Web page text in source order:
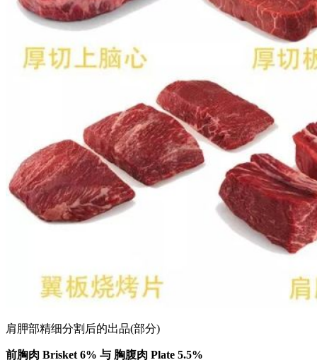
肩胛部精细分割后的出品(部分)
前胸肉 Brisket 6% 与 胸腹肉 Plate 5.5%